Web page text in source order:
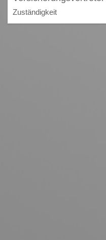
Zuständigkeit